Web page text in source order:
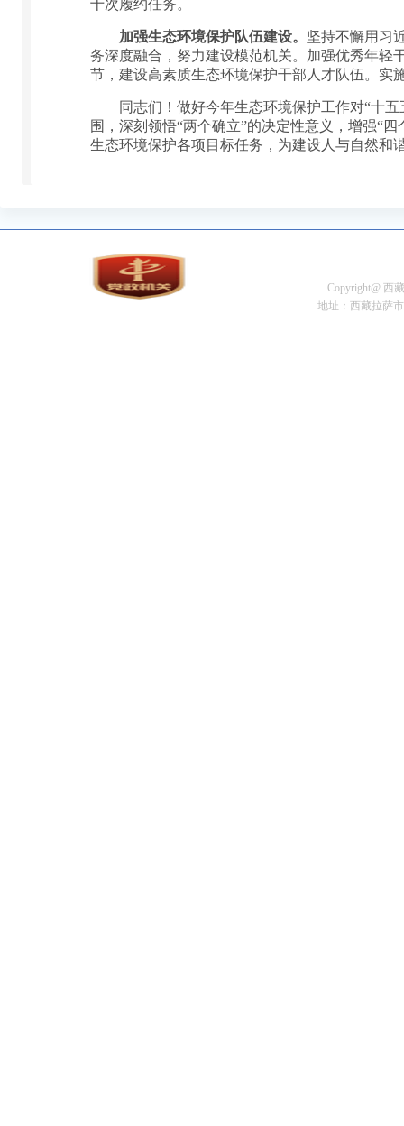
十次履约任务。
加强生态环境保护队伍建设。 坚持不懈用习
务深度融合，努力建设模范机关。加强优秀年轻
节，建设高素质生态环境保护干部人才队伍。实
同志们！做好今年生态环境保护工作对“十五
围，深刻领悟“两个确立”的决定性意义，增强“
生态环境保护各项目标任务，为建设人与自然和
Copyright@ 西
地址：西藏拉萨